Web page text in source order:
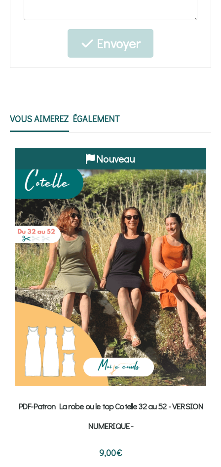
Envoyer
VOUS AIMEREZ ÉGALEMENT
PDF-Patron La robe ou le top Cotelle 32 au 52 - VERSION
NUMERIQUE -
9,00€
Nouveau